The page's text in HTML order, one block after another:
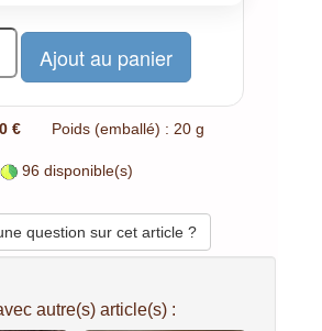
€ Poids (emballé) : 20 g
96 disponible(s)
question sur cet article ?
autre(s) article(s) :